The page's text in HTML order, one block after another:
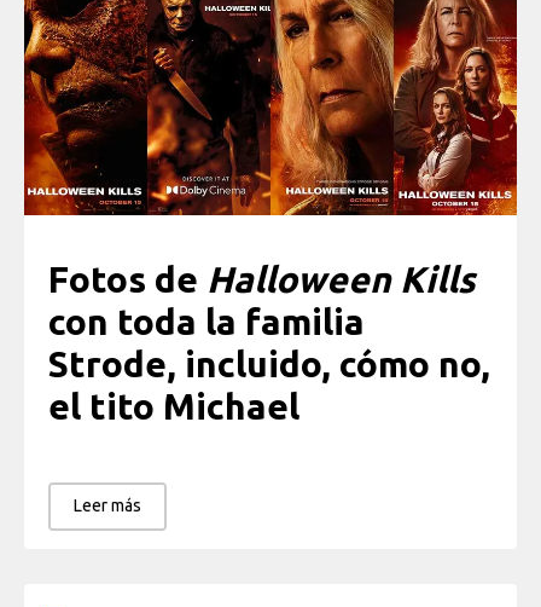
Fotos de Halloween Kills
con toda la familia
Strode, incluido, cómo no,
el tito Michael
Leer más